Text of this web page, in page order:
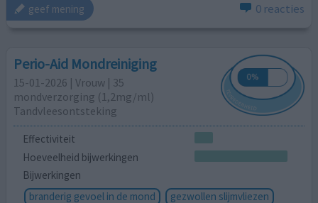
geef mening 0 reacties
Perio-Aid Mondreiniging
15-01-2026 | Vrouw | 35
mondverzorging (1,2mg/ml)
Tandvleesontsteking
Effectiviteit
Hoeveelheid bijwerkingen
Bijwerkingen
branderig gevoel in de mond
gezwollen slijmvliezen